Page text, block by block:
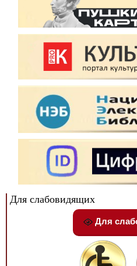
Для слабовидящих
Для